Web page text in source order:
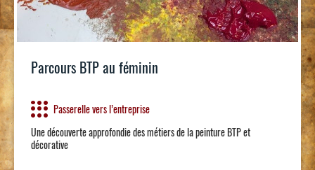
Parcours BTP au féminin
Passerelle vers l’entreprise
Une découverte approfondie des métiers de la peinture BTP et
décorative